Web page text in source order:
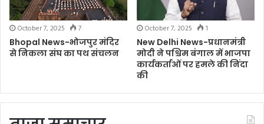
October 7, 2025
7
Bhopal News-भोजपुर मंदिर
से निकला संघ का पथ संचलन
October 7, 2025
1
New Delhi News-प्रधानमंत्री
मोदी ने पश्चिम बंगाल में भाजपा
कार्यकर्ताओं पर हमले की निंदा
की